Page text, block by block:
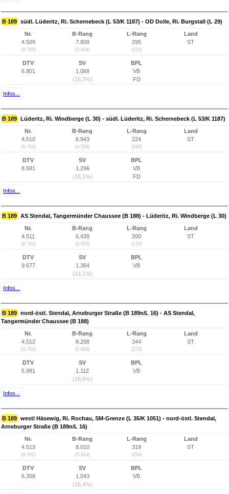
B 189 südl. Lüderitz, Ri. Schernebeck (L 53/K 1187) - OD Dolle, Ri. Burgstall (L 29)
Nr.
4.509
(9.785)
B-Rang
7.809
(5.414)
L-Rang
295
(231)
Land
ST
DTV
6.801
SV
1.068
(15,7%)
BPL
VB
FD
Infos...
B 189 Lüderitz, Ri. Windberge (L 30) - südl. Lüderitz, Ri. Schernebeck (L 53/K 1187)
Nr.
4.510
(9.784)
B-Rang
6.943
(4.556)
L-Rang
224
(160)
Land
ST
DTV
8.581
SV
1.296
(15,1%)
BPL
VB
FD
Infos...
B 189 AS Stendal, Tangermünder Chaussee (B 188) - Lüderitz, Ri. Windberge (L 30)
Nr.
4.511
(9.783)
B-Rang
6.439
(4.055)
L-Rang
200
(136)
Land
ST
DTV
9.677
SV
1.364
(14,1%)
BPL
VB
Infos...
B 189 nord-östl. Stendal, Arneburger Straße (B 189n/L 16) - AS Stendal,
Tangermünder Chaussee (B 188)
Nr.
4.512
(9.782)
B-Rang
8.208
(5.808)
L-Rang
344
(279)
Land
ST
DTV
5.981
SV
1.112
(18,6%)
BPL
VB
Infos...
B 189 westl Häsewig, Ri. Rochau, SM-Grenze (L 35/K 1051) - nord-östl. Stendal,
Arneburger Straße (B 189n/L 16)
Nr.
4.513
(9.781)
B-Rang
8.010
(5.612)
L-Rang
319
(254)
Land
ST
DTV
6.358
SV
1.043
(16,4%)
BPL
VB